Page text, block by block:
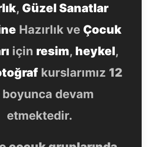
, Güzel Sanatlar
Hazırlık ve Çocuk
için resim, heykel,
kurslarımız 12
boyunca devam
etmektedir.